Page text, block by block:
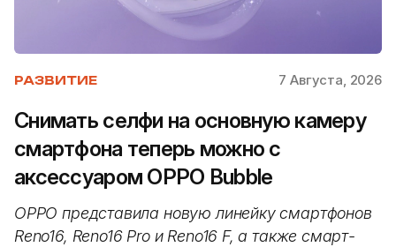
РАЗВИТИЕ 7 Августа, 2026
Снимать селфи на основную камеру
смартфона теперь можно с
аксессуаром OPPO Bubble
OPPO представила новую линейку смартфонов
Reno16, Reno16 Pro и Reno16 F, а также смарт-